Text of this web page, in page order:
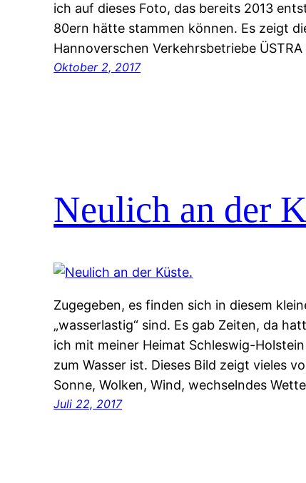
ich auf dieses Foto, das bereits 2013
80ern hätte stammen können. Es zeigt
Hannoverschen Verkehrsbetriebe
Oktober 2, 2017
Neulich an der
Zugegeben, es finden sich in diesem
„wasserlastig“ sind. Es gab Zeiten, da
ich mit meiner Heimat Schleswig-
zum Wasser ist. Dieses Bild zeigt vieles
Sonne, Wolken, Wind, wechselndes
Juli 22, 2017